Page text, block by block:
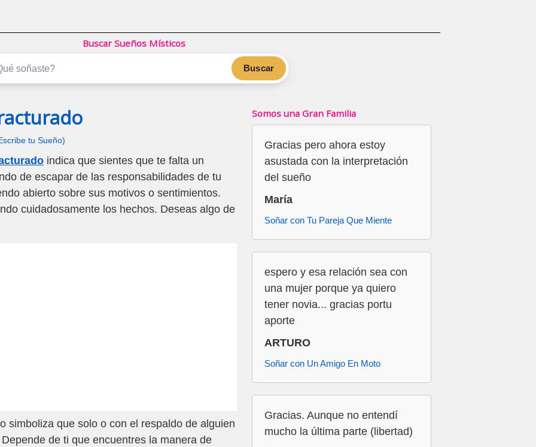
Buscar Sueños Místicos
Buscar
tu Sueño)
indica que sientes que te falta un
de escapar de las responsabilidades de tu
abierto sobre sus motivos o sentimientos.
cuidadosamente los hechos. Deseas algo de
simboliza que solo o con el respaldo de alguien
de ti que encuentres la manera de
Somos una Gran Familia
Gracias pero ahora estoy
asustada con la interpretación
del sueño
María
Soñar con Tu Pareja Que Miente
espero y esa relación sea con
una mujer porque ya quiero
tener novia... gracias portu
aporte
ARTURO
Soñar con Un Amigo En Moto
Gracias. Aunque no entendí
mucho la última parte (libertad)